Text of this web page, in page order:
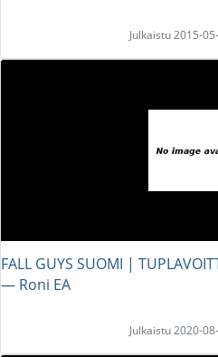
Julkaistu 2015-
FALL GUYS SUOMI |
― Roni EA
Julkaistu 2020-